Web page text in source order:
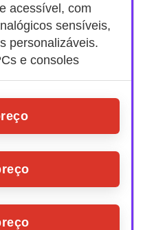
acessível, com
sensíveis,
personalizáveis.
e consoles